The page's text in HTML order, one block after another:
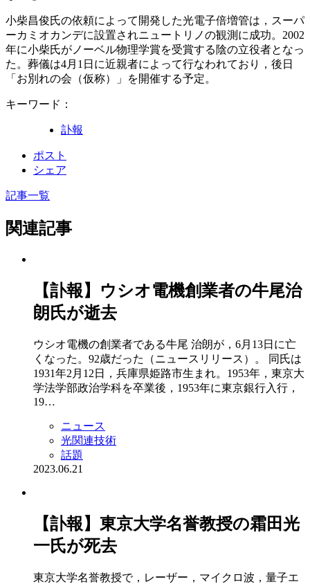
小柴昌俊氏の依頼によって開発した光電子倍増管は，スーパ
ーカミオカンデに設置されニュートリノの観測に成功。2002
年に小柴氏がノーベル物理学賞を受賞する陰の立役者となっ
た。葬儀は4月1日に近親者によって行なわれており，後日
「お別れの会（仮称）」を開催する予定。
キーワード：
訃報
ポスト
シェア
記事一覧
関連記事
【訃報】ウシオ電機創業者の牛尾治
朗氏が逝去
ウシオ電機の創業者である牛尾 治朗が，6月13日に亡
くなった。92歳だった（ニュースリリース）。 同氏は
1931年2月12日，兵庫県姫路市生まれ。1953年，東京大
学法学部政治学科を卒業後，1953年に東京銀行入行，
19…
ニュース
光関連技術
話題
2023.06.21
【訃報】東京大学名誉教授の霜田光
一氏が死去
東京大学名誉教授で，レーザー，マイクロ波，量子エ